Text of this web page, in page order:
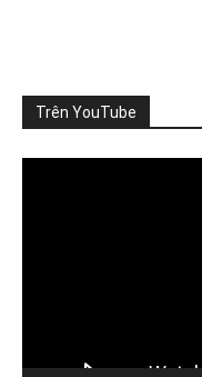
Photo
Trên YouTube